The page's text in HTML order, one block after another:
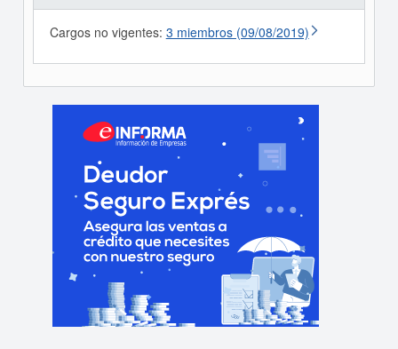
Cargos no vigentes: 3 miembros (09/08/2019)